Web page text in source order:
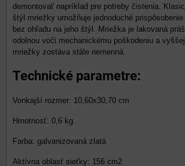
demontovať napríklad pre potreby čistenia.
štýl mriežky umožňuje jednoduché
bez ohľadu na jeho štýl. Mriežka je lakovaná
odolnou voči mechanickému poškodeniu a
mriežky zostáva stále nemenná.
Technické parametre:
Vonkajší rozmer: 10,60x30,70 cm
Hmotnosť: 0,6 kg
Farba: galvanizovaná zlatá
Aktívna oblasť sieťky: 156 cm2